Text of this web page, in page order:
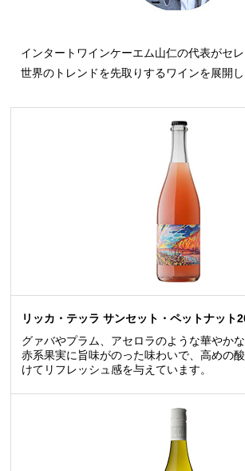
インタートワインケーエム山仁の代表がセ
世界のトレンドを先取りするワインを展開し
リッカ・テッラ サンセット・ペットナット
グァバやプラム、アセロラのような華やかな
赤系果実に旨味がのった味わいで、高めの
けてリフレッシュ感を与えています。